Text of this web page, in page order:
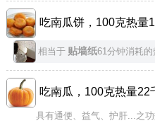
吃南瓜饼，100克热量
相当于 贴墙纸61分钟消耗
吃南瓜，100克热量22
具有通便、益气、护肝...之